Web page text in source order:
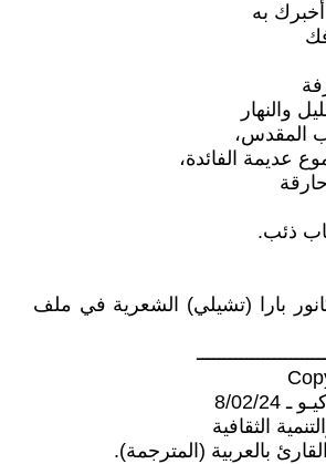
به
والنهار
المقدس،
عديمة الفائدة،
ذئب.
بارا (تشيلي) الشعرية في ملف
02/24
الثقافية
بالعربية (المترجمة).